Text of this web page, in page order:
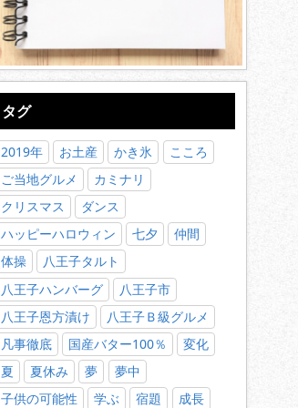
タグ
2019年 お土産 かき氷
こころ
ご当地グルメ
カミナリ
クリスマス
ダンス
ハッピーハロウィン
七夕
仲間
体操
八王子タルト
八王子ハンバーグ
八王子市
八王子恩方漬け
八王子Ｂ級グルメ
凡事徹底
国産バター100％
変化
夏
夏休み 夢
夢中
子供の可能性
学ぶ 宿題 成長